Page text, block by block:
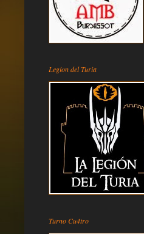
Legion del Turia
Turno Cu4tro